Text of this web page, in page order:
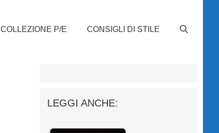
COLLEZIONE P/E CONSIGLI DI STILE
LEGGI ANCHE: